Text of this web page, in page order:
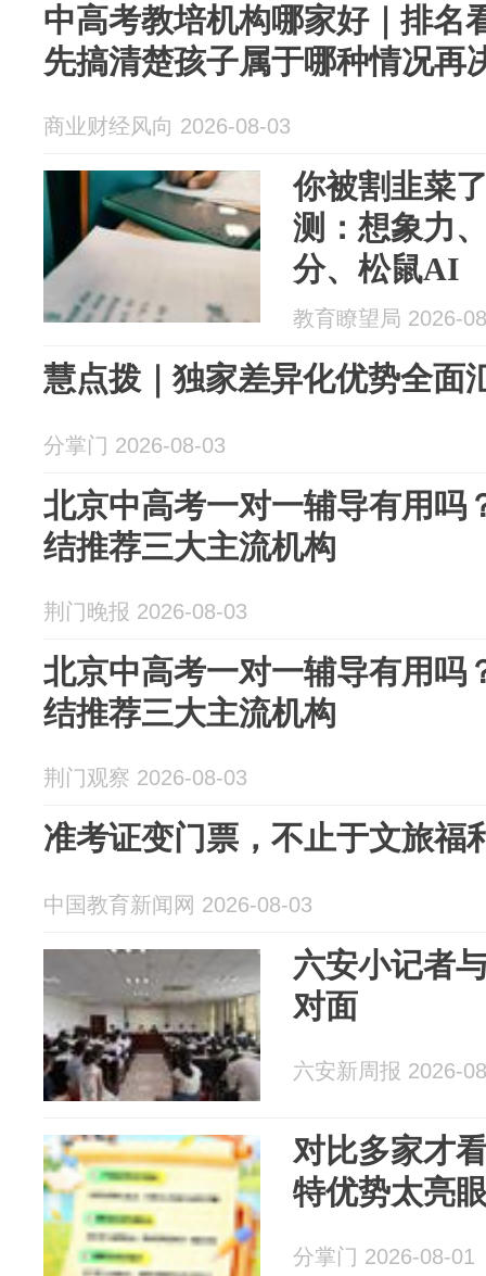
中高考教培机构哪家好｜排名
先搞清楚孩子属于哪种情况再
商业财经风向 2026-08-03
你被割韭菜
测：想象力
分、松鼠AI
教育瞭望局 2026-
慧点拨｜独家差异化优势全面
分掌门 2026-08-03
北京中高考一对一辅导有用吗
结推荐三大主流机构
荆门晚报 2026-08-03
北京中高考一对一辅导有用吗
结推荐三大主流机构
荆门观察 2026-08-03
准考证变门票，不止于文旅福
中国教育新闻网 2026-08-03
六安小记者
对面
六安新周报 2026-
对比多家才
特优势太亮
分掌门 2026-08-01